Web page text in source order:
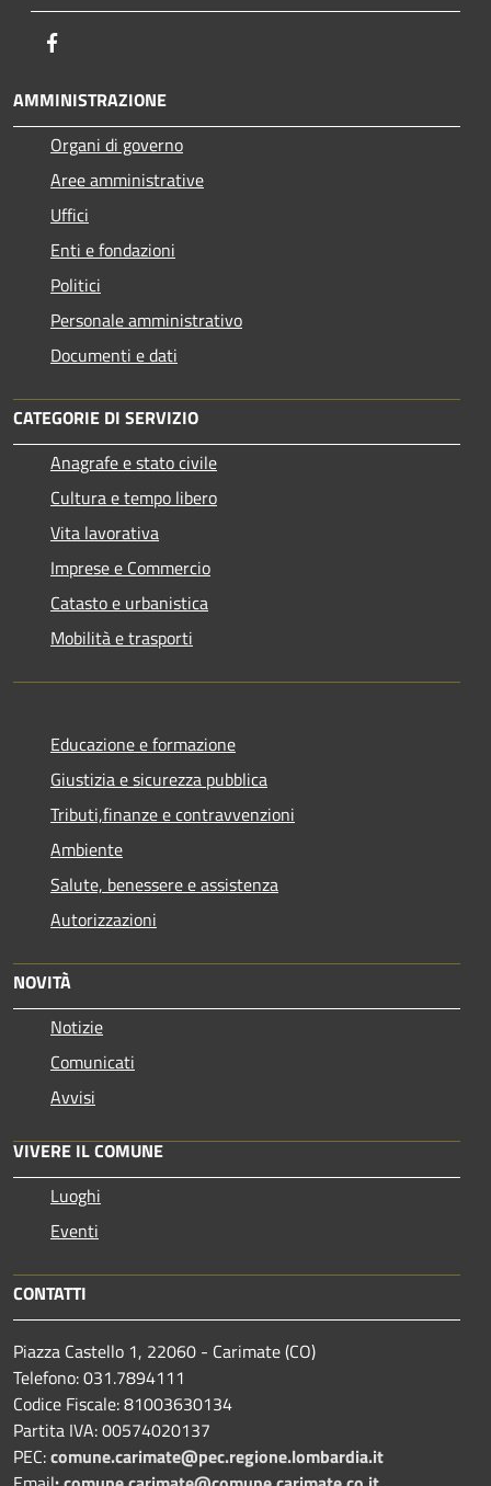
AMMINISTRAZIONE
Organi di governo
Aree amministrative
Uffici
Enti e fondazioni
Politici
Personale amministrativo
Documenti e dati
CATEGORIE DI SERVIZIO
Anagrafe e stato civile
Cultura e tempo libero
Vita lavorativa
Imprese e Commercio
Catasto e urbanistica
Mobilità e trasporti
Educazione e formazione
Giustizia e sicurezza pubblica
Tributi,finanze e contravvenzioni
Ambiente
Salute, benessere e assistenza
Autorizzazioni
NOVITÀ
Notizie
Comunicati
Avvisi
VIVERE IL COMUNE
Luoghi
Eventi
CONTATTI
Piazza Castello 1, 22060 - Carimate (CO)
Telefono: 031.7894111
Codice Fiscale: 81003630134
Partita IVA: 00574020137
PEC:comune.carimate@pec.regione.lombardia.it